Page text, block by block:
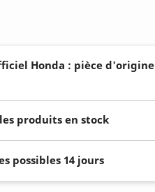
Honda : pièce d'origine
produits en stock
possibles 14 jours